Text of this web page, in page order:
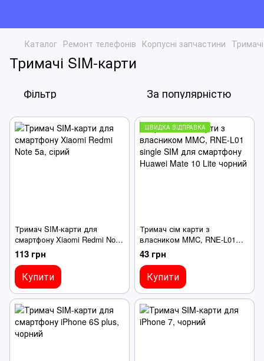
Каталог Ремонт телефонів Корпусні запчастини
Тримачі SIM-карти
Фільтр За популярністю
Тримач SIM-карти для
смартфону Xiaomi Redmi Note
5a, сірий
113 грн
Купити
ШВИДКА ВІДПРАВКА
Тримач сім карти з
власником MMC, RNE-L01
single SIM для смартфону
Huawei Mate 10 Lite чорний
43 грн
Купити